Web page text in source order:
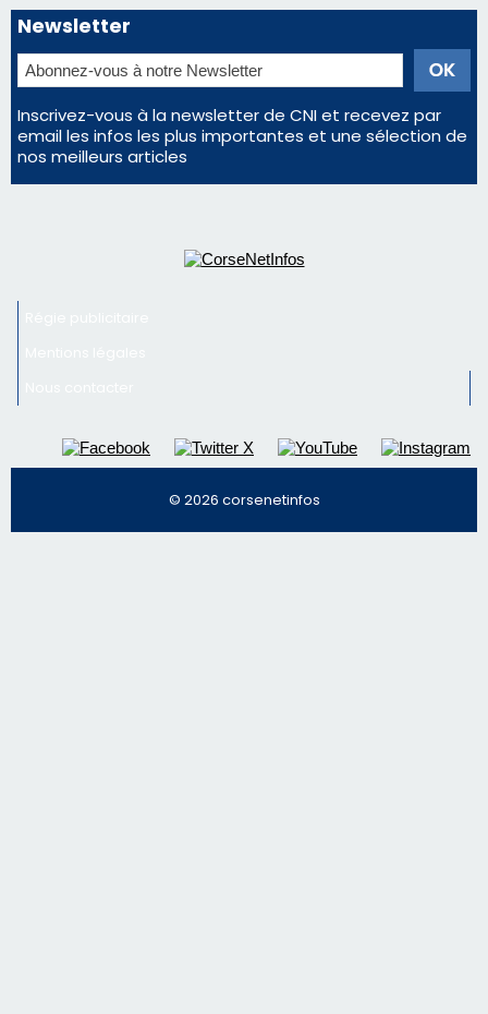
En Corse, un début de saison marqué par une
consommation en recul dans les restaurants
La gendarmerie alerte les restaurateurs corses
face à une nouvelle escroquerie au faux vendeur de
vin
Deux jeunes Ajacciens sur la voie de la médecine